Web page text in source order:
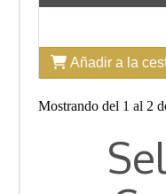
Añadir a la
Mostrando del 1 al 2